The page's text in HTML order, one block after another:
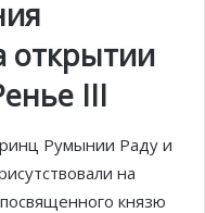
открытии
III
Румынии Раду и
на
князю